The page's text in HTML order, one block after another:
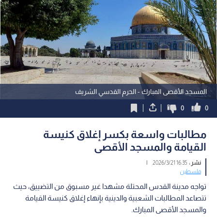
المسجد الأقصى المبارك - الحرم القدسي الشريف
0
0
مطالبات واسعة بكسر إغلاق كنيسة
القيامة والمسجد الأقصى
نشر :16:35 2026/3/21
|
فلسطين
تواجه مدينة القدس المحتلة مشهدا غير مسبوق من التضييق، حيث
تتصاعد المطالبات الشعبية والدينية بإنهاء إغلاق كنيسة القيامة
والمسجد الأقصى المبارك.